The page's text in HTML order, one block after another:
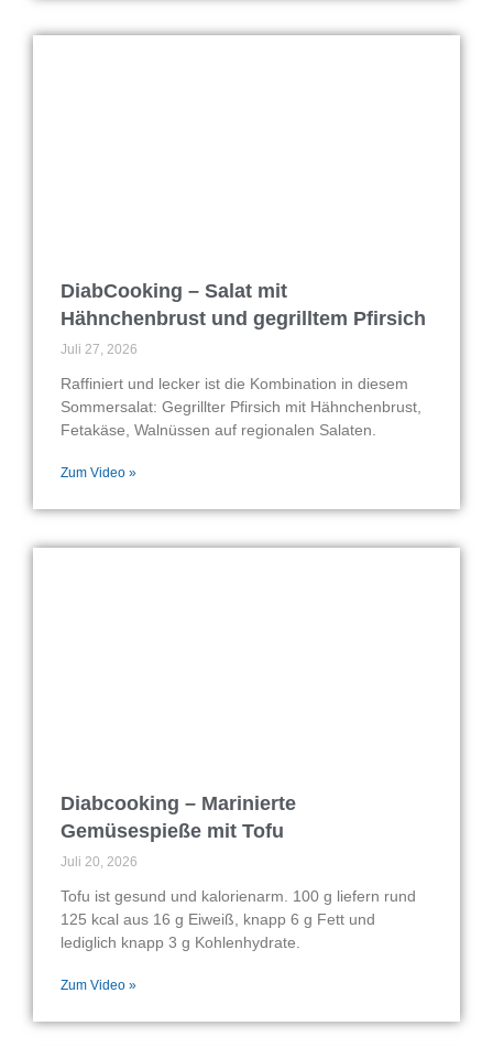
DiabCooking – Salat mit
Hähnchenbrust und gegrilltem Pfirsich
Juli 27, 2026
Raffiniert und lecker ist die Kombination in diesem
Sommersalat: Gegrillter Pfirsich mit Hähnchenbrust,
Fetakäse, Walnüssen auf regionalen Salaten.
Zum Video »
Diabcooking – Marinierte
Gemüsespieße mit Tofu
Juli 20, 2026
Tofu ist gesund und kalorienarm. 100 g liefern rund
125 kcal aus 16 g Eiweiß, knapp 6 g Fett und
lediglich knapp 3 g Kohlenhydrate.
Zum Video »